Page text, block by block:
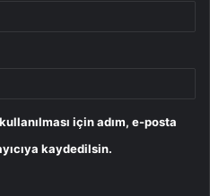
için adım, e-posta
kaydedilsin.